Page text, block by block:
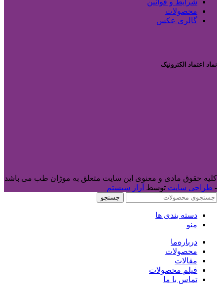
شرایط و قوانین
محصولات
گالری عکس
نماد اعتماد الکترونیک
کلیه حقوق مادی و معنوی این سایت متعلق به موژان طب می باشد
- طراحی سایت توسط آراز سیستم
جستجو
دسته بندی ها
منو
درباره‌ما
محصولات
مقالات
فیلم محصولات
تماس با ما